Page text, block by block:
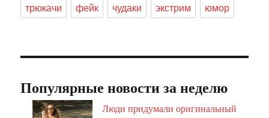
трюкачи
фейк чудаки экстрим юмор
Популярные новости за неделю
Люди придумали оригинальный